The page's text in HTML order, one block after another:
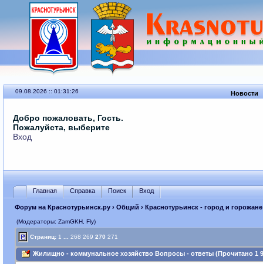
09.08.2026 :: 01:31:26 Новости
Добро пожаловать, Гость.
Пожалуйста, выберите
Вход
Главная Справка Поиск Вход
Форум на Краснотурьинск.ру› Общий › Краснотурьинск - город и горожане
(Модераторы: ZamGKH, Fly)
Страниц: 1 268 269 270 271
Жилищно - коммунальное хозяйство Вопросы - ответы (Прочитано 1